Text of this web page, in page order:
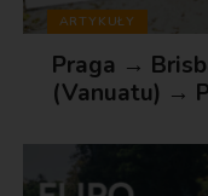
ARTYKUŁY
Praga →
(Vanuatu) →